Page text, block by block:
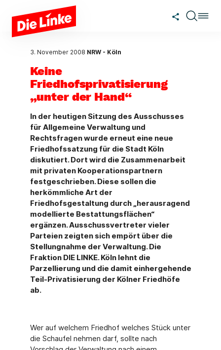
Zum Hauptinhalt springen
3. November 2008 NRW - Köln
Keine
Friedhofsprivatisierung
„unter der Hand“
In der heutigen Sitzung des Ausschusses
für Allgemeine Verwaltung und
Rechtsfragen wurde erneut eine neue
Friedhofssatzung für die Stadt Köln
diskutiert. Dort wird die Zusammenarbeit
mit privaten Kooperationspartnern
festgeschrieben. Diese sollen die
herkömmliche Art der
Friedhofsgestaltung durch „herausragend
modellierte Bestattungsflächen“
ergänzen. Ausschussvertreter vieler
Parteien zeigten sich empört über die
Stellungnahme der Verwaltung. Die
Fraktion DIE LINKE. Köln lehnt die
Parzellierung und die damit einhergehende
Teil-Privatisierung der Kölner Friedhöfe
ab.
Wer auf welchem Friedhof welches Stück unter
die Schaufel nehmen darf, sollte nach